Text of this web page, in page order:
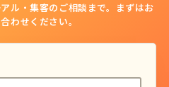
ル・集客のご相談まで。
まずはお
わせください。